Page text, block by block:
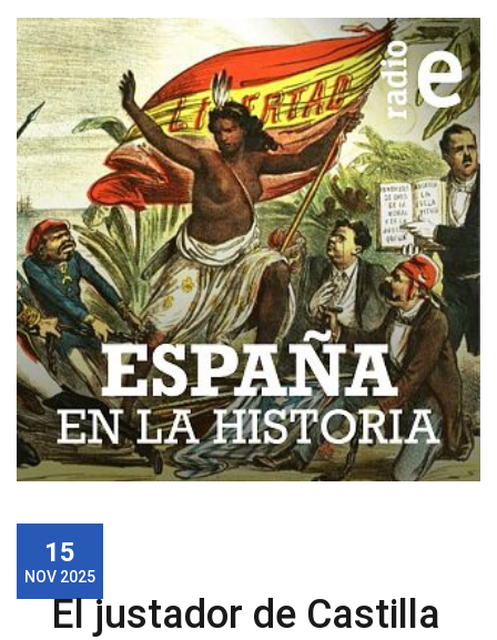
15
NOV 2025
El justador de Castilla